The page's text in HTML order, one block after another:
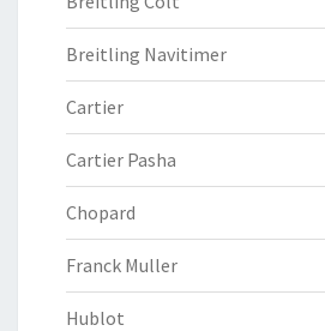
Breitling Navitimer
Cartier
Cartier Pasha
Chopard
Franck Muller
Hublot